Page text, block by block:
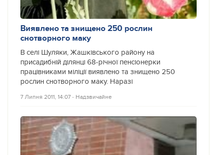
Виявлено та знищено 250 рослин
снотворного маку
В селі Шуляки, Жашкiвського району на
присадибній ділянці 68-річної пенсіонерки
працівниками міліції виявлено та знищено 250
рослин снотворного маку. Наразі
7 Липня 2011, 14:07 ‐ Надзвичайне